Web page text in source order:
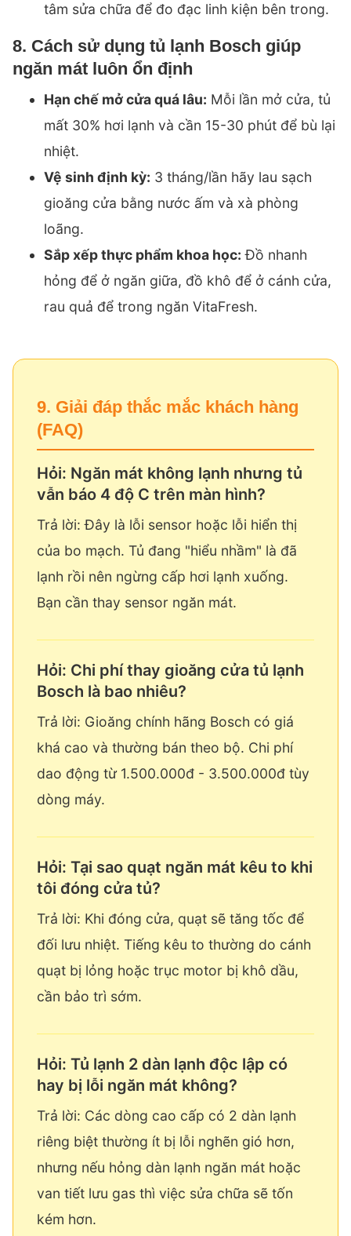
tâm sửa chữa để đo đạc linh kiện bên trong.
8. Cách sử dụng tủ lạnh Bosch giúp
ngăn mát luôn ổn định
Hạn chế mở cửa quá lâu: Mỗi lần mở cửa, tủ
mất 30% hơi lạnh và cần 15-30 phút để bù lại
nhiệt.
Vệ sinh định kỳ: 3 tháng/lần hãy lau sạch
gioăng cửa bằng nước ấm và xà phòng
loãng.
Sắp xếp thực phẩm khoa học: Đồ nhanh
hỏng để ở ngăn giữa, đồ khô để ở cánh cửa,
rau quả để trong ngăn VitaFresh.
9. Giải đáp thắc mắc khách hàng
(FAQ)
Hỏi: Ngăn mát không lạnh nhưng tủ
vẫn báo 4 độ C trên màn hình?
Trả lời: Đây là lỗi sensor hoặc lỗi hiển thị
của bo mạch. Tủ đang "hiểu nhầm" là đã
lạnh rồi nên ngừng cấp hơi lạnh xuống.
Bạn cần thay sensor ngăn mát.
Hỏi: Chi phí thay gioăng cửa tủ lạnh
Bosch là bao nhiêu?
Trả lời: Gioăng chính hãng Bosch có giá
khá cao và thường bán theo bộ. Chi phí
dao động từ 1.500.000đ - 3.500.000đ tùy
dòng máy.
Hỏi: Tại sao quạt ngăn mát kêu to khi
tôi đóng cửa tủ?
Trả lời: Khi đóng cửa, quạt sẽ tăng tốc để
đối lưu nhiệt. Tiếng kêu to thường do cánh
quạt bị lỏng hoặc trục motor bị khô dầu,
cần bảo trì sớm.
Hỏi: Tủ lạnh 2 dàn lạnh độc lập có
hay bị lỗi ngăn mát không?
Trả lời: Các dòng cao cấp có 2 dàn lạnh
riêng biệt thường ít bị lỗi nghẽn gió hơn,
nhưng nếu hỏng dàn lạnh ngăn mát hoặc
van tiết lưu gas thì việc sửa chữa sẽ tốn
kém hơn.